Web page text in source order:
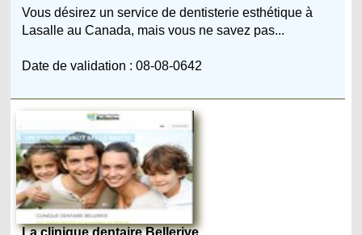
Vous désirez un service de dentisterie esthétique à
Lasalle au Canada, mais vous ne savez pas...
Date de validation : 08-08-0642
La clinique dentaire Bellerive